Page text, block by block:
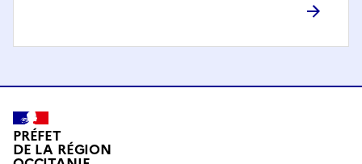
PRÉFET
DE LA RÉGION